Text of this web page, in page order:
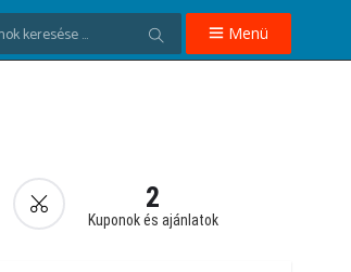
Menü
2
Kuponok és ajánlatok